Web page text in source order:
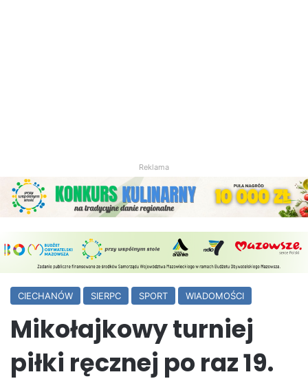
Reklama
CIECHANÓW SIERPC SPORT WIADOMOŚCI
Mikołajkowy turniej
piłki ręcznej po raz 19.